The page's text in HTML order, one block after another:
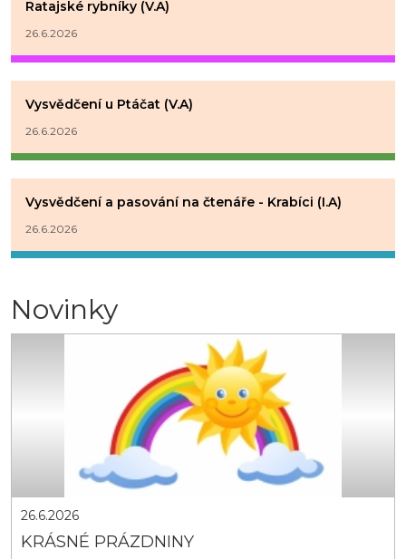
Ratajské rybníky (V.A)
26.6.2026
Vysvědčení u Ptáčat (V.A)
26.6.2026
Vysvědčení a pasování na čtenáře - Krabíci (I.A)
26.6.2026
Novinky
26.6.2026
KRÁSNÉ PRÁZDNINY